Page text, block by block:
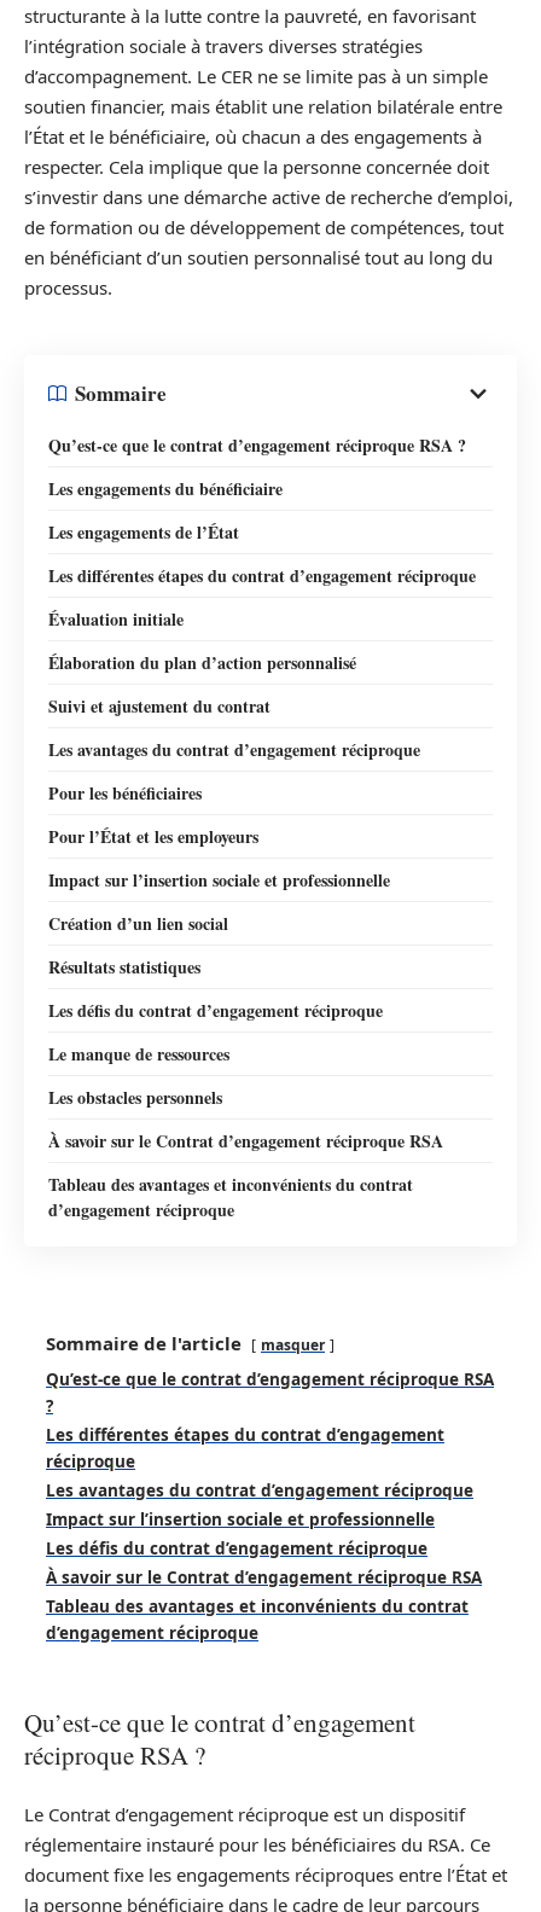
structurante à la lutte contre la pauvreté, en favorisant
l’intégration sociale à travers diverses stratégies
d’accompagnement. Le CER ne se limite pas à un simple
soutien financier, mais établit une relation bilatérale entre
l’État et le bénéficiaire, où chacun a des engagements à
respecter. Cela implique que la personne concernée doit
s’investir dans une démarche active de recherche d’emploi,
de formation ou de développement de compétences, tout
en bénéficiant d’un soutien personnalisé tout au long du
processus.
Sommaire
Qu’est-ce que le contrat d’engagement réciproque RSA ?
Les engagements du bénéficiaire
Les engagements de l’État
Les différentes étapes du contrat d’engagement réciproque
Évaluation initiale
Élaboration du plan d’action personnalisé
Suivi et ajustement du contrat
Les avantages du contrat d’engagement réciproque
Pour les bénéficiaires
Pour l’État et les employeurs
Impact sur l’insertion sociale et professionnelle
Création d’un lien social
Résultats statistiques
Les défis du contrat d’engagement réciproque
Le manque de ressources
Les obstacles personnels
À savoir sur le Contrat d’engagement réciproque RSA
Tableau des avantages et inconvénients du contrat
d’engagement réciproque
Sommaire de l'article masquer
Qu’est-ce que le contrat d’engagement réciproque RSA
?
Les différentes étapes du contrat d’engagement
réciproque
Les avantages du contrat d’engagement réciproque
Impact sur l’insertion sociale et professionnelle
Les défis du contrat d’engagement réciproque
À savoir sur le Contrat d’engagement réciproque RSA
Tableau des avantages et inconvénients du contrat
d’engagement réciproque
Qu’est-ce que le contrat d’engagement
réciproque RSA ?
Le Contrat d’engagement réciproque est un dispositif
réglementaire instauré pour les bénéficiaires du RSA. Ce
document fixe les engagements réciproques entre l’État et
la personne bénéficiaire dans le cadre de leur parcours